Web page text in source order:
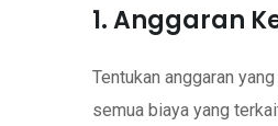
1. Anggaran
Tentukan anggaran
semua biaya yang